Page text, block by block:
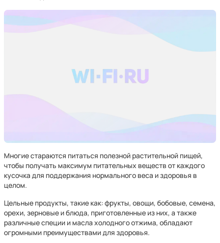
Многие стараются питаться полезной растительной пищей,
чтобы получать максимум питательных веществ от каждого
кусочка для поддержания нормального веса и здоровья в
целом.
Цельные продукты, такие как: фрукты, овощи, бобовые, семена,
орехи, зерновые и блюда, приготовленные из них, а также
различные специи и масла холодного отжима, обладают
огромными преимуществами для здоровья.